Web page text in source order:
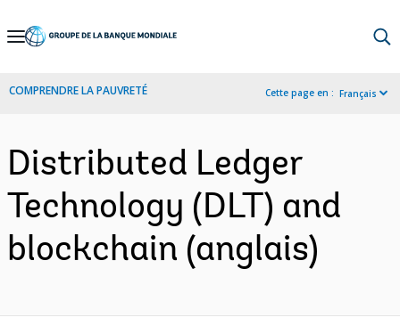
Skip
Navigation
COMPRENDRE LA PAUVRETÉ Cette page en : Français
Distributed Ledger
Technology (DLT) and
blockchain (anglais)